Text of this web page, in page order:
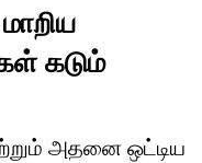
கடும்
அதனை ஒட்டிய